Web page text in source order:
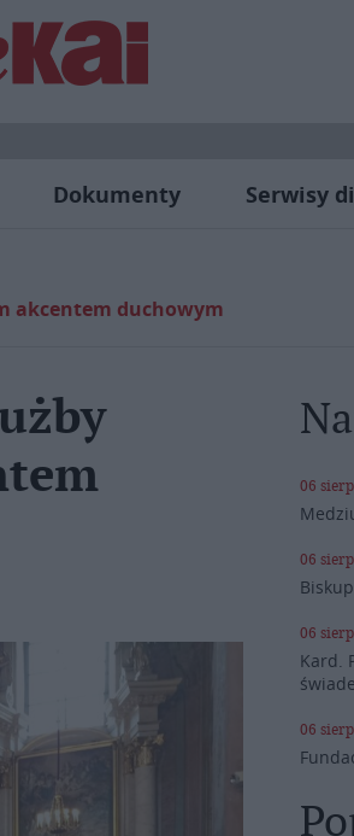
Dokumenty Serwisy
akcentem duchowym
06
06
06
Kard.
06